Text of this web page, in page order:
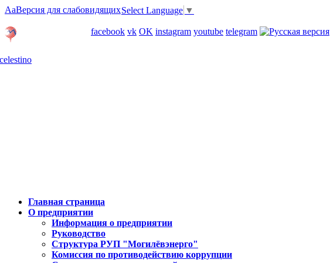
AaВерсия для слабовидящихSelect Language ▼
facebook vk OK instagram youtube telegram
Главная страница
О предприятии
Информация о предприятии
Руководство
Структура РУП "Могилёвэнерго"
Комиссия по противодействию коррупции